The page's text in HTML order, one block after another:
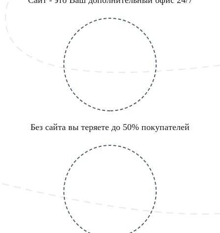
Без сайта вы теряете до 50% покупателей